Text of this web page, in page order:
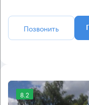
Позвонить
8.2